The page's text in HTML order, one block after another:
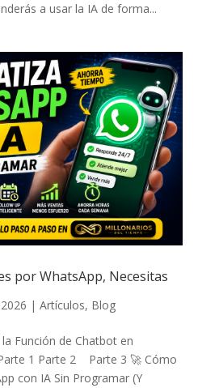
a usar la IA de forma...
por WhatsApp, Necesitas
| Artículos, Blog
Función de Chatbot en
1 Parte 2 Parte 3 🚀 Cómo
con IA Sin Programar (Y